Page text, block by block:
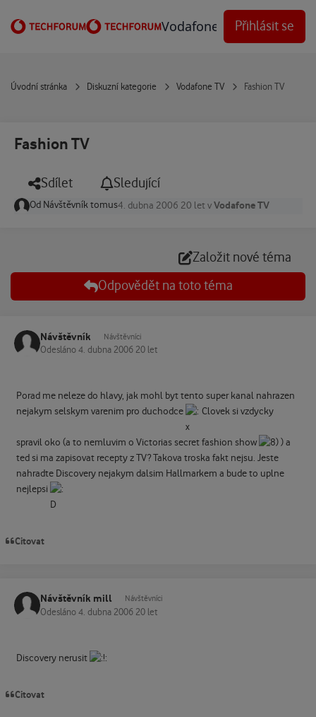
Vodafone Techforum
Přihlásit se
Úvodní stránka Diskuzní kategorie Vodafone TV Fashion TV
Fashion TV
Sdílet Sledující
Od Návštěvník tomus4. dubna 2006 20 let vVodafone TV
Založit nové téma
Odpovědět na toto téma
Návštěvník Návštěvníci
Odesláno 4. dubna 2006 20 let
Porad me neleze do hlavy, jak mohl byt tento super kanal nahrazen
nejakym selskym varenim pro duchodce
Clovek si vzdycky
spravil oko (a to nemluvim o Victorias secret fashion show
) a
ted si ma zapisovat recepty z TV? Takova troska fakt nejsu. Jeste
nahradte Discovery nejakym dalsim Hallmarkem a bude to uplne
nejlepsi
Citovat
Návštěvník mill Návštěvníci
Odesláno 4. dubna 2006 20 let
Discovery nerusit
Citovat